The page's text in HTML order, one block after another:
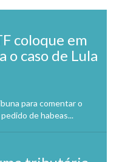
coloque em
o caso de Lula
para comentar o
de habeas...